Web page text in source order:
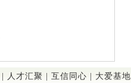
人才汇聚 互信同心 大爱基地